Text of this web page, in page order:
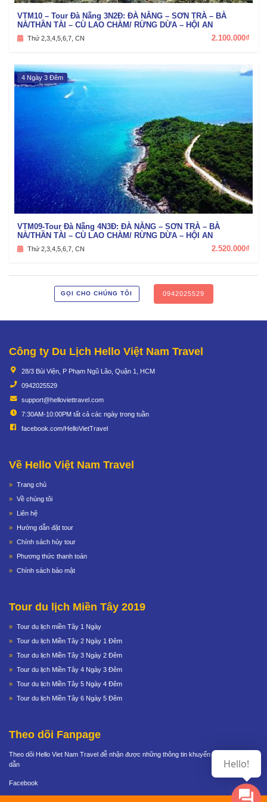
VTM10 – Tour Đà Nẵng 3N2Đ: ĐÀ NẴNG – SƠN TRÀ – BÀ
NÀ/THẦN TÀI – CÙ LAO CHÀM/ RỪNG DỪA – HỘI AN
Thứ 2,3,4,5,6,7, CN 2.100.000₫
4 Ngày 3 Đêm
VTM09-Tour Đà Nẵng 4N3Đ: ĐÀ NẴNG – SƠN TRÀ – BÀ
NÀ/THẦN TÀI – CÙ LAO CHÀM/ RỪNG DỪA – HỘI AN
Thứ 2,3,4,5,6,7, CN 2.520.000₫
GỌI CHO CHÚNG TÔI 0942025529
Công ty Du Lịch Hello Việt Nam Travel
28/3 Bùi Viện, P Phạm Ngũ Lão, Quận 1, HCM
0942025529
support@helloviettravel.com
7:30AM-10:00PM tất cả các ngày trong tuần
facebook.com/HelloVietTravel
Về Hello Việt Nam Travel
Trang chủ
Về chúng tôi
Liên hệ
Hướng dẫn đặt tour
Chính sách hủy tour
Phương thức thanh toán
Chính sách bảo mật
Tour du lịch Miền Tây 2019
Tour du lịch miền Tây 1 Ngày
Tour du lịch Miền Tây 2 Ngày 1 Đêm
Tour du lịch Miền Tây 3 Ngày 2 Đêm
Tour du lịch Miền Tây 4 Ngày 3 Đêm
Tour du lịch Miền Tây 5 Ngày 4 Đêm
Tour du lịch Miền Tây 6 Ngày 5 Đêm
Theo dõi Fanpage
Theo dõi Hello Viet Nam Travel đễ nhận được những thông tin khuyến mãi cực hấp
dẫn
Facebook
Hello!